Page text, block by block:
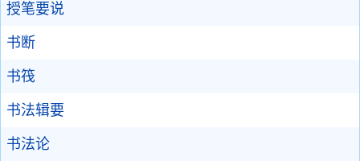
授笔要说
书断
书筏
书法辑要
书法论